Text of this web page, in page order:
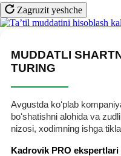
Zagruzit yeshche
MUDDATLI
TURING
Avgustda koʻplab
boʻshatishni alohida va
nizosi, хodimning ishga
Kadrovik PRO